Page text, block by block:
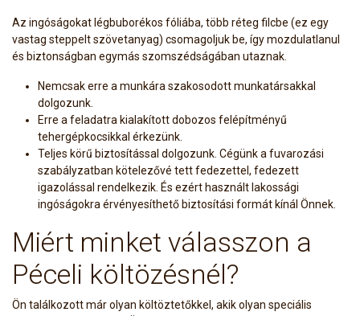
Az ingóságokat légbuborékos fóliába, több réteg filcbe (ez egy
vastag steppelt szövetanyag) csomagoljuk be, így mozdulatlanul
és biztonságban egymás szomszédságában utaznak.
Nemcsak erre a munkára szakosodott munkatársakkal
dolgozunk.
Erre a feladatra kialakított dobozos felépítményű
tehergépkocsikkal érkezünk.
Teljes körű biztosítással dolgozunk. Cégünk a fuvarozási
szabályzatban kötelezővé tett fedezettel, fedezett
igazolással rendelkezik. És ezért használt lakossági
ingóságokra érvényesíthető biztosítási formát kínál Önnek.
Miért minket válasszon a
Péceli költözésnél?
Ön találkozott már olyan költöztetőkkel, akik olyan speciális